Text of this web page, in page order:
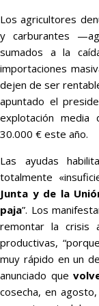
Los agricultores
y carburantes
sumados a la
importaciones
dejen de ser
apuntado el
explotación
30.000 € este año.
Las ayudas
totalmente
Junta y de la
paja”. Los
remontar la crisis
productivas,
muy rápido en un
anunciado que
cosecha, en